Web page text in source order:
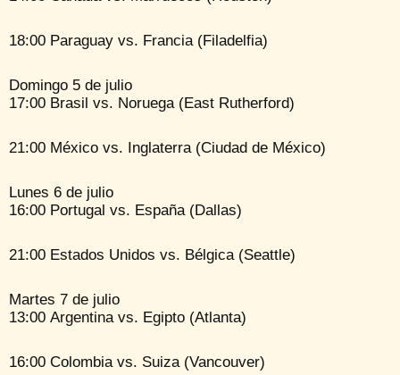
18:00 Paraguay vs. Francia (Filadelfia)
Domingo 5 de julio
17:00 Brasil vs. Noruega (East Rutherford)
21:00 México vs. Inglaterra (Ciudad de México)
Lunes 6 de julio
16:00 Portugal vs. España (Dallas)
21:00 Estados Unidos vs. Bélgica (Seattle)
Martes 7 de julio
13:00 Argentina vs. Egipto (Atlanta)
16:00 Colombia vs. Suiza (Vancouver)